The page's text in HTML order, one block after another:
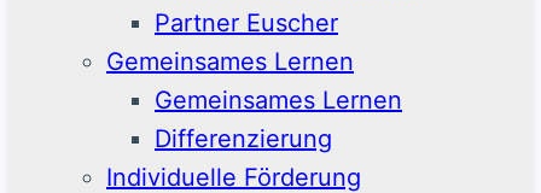
Partner Euscher
Gemeinsames Lernen
Gemeinsames Lernen
Differenzierung
Individuelle Förderung